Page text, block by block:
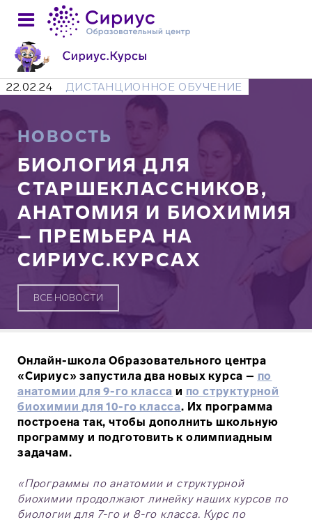
22.02.24 ДИСТАНЦИОННОЕ ОБУЧЕНИЕ
НОВОСТЬ
БИОЛОГИЯ ДЛЯ
СТАРШЕКЛАССНИКОВ,
АНАТОМИЯ И БИОХИМИЯ
– ПРЕМЬЕРА НА
СИРИУС.КУРСАХ
ВСЕ НОВОСТИ
Онлайн-школа Образовательного центра
«Сириус» запустила два новых курса – по
анатомии для 9-го класса и по структурной
биохимии для 10-го класса. Их программа
построена так, чтобы дополнить школьную
программу и подготовить к олимпиадным
задачам.
«Программы по анатомии и структурной
биохимии продолжают линейку наших курсов по
биологии для 7-го и 8-го класса. Курс по